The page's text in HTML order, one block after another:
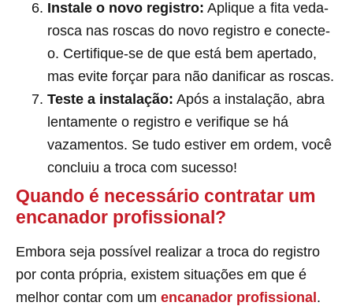
Instale o novo registro: Aplique a fita veda-
rosca nas roscas do novo registro e conecte-
o. Certifique-se de que está bem apertado,
mas evite forçar para não danificar as roscas.
Teste a instalação: Após a instalação, abra
lentamente o registro e verifique se há
vazamentos. Se tudo estiver em ordem, você
concluiu a troca com sucesso!
Quando é necessário contratar um
encanador profissional?
Embora seja possível realizar a troca do registro
por conta própria, existem situações em que é
melhor contar com um encanador profissional.